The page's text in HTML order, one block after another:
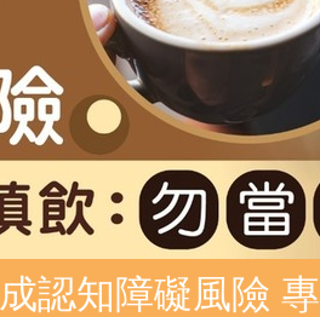
認知障礙風險 專